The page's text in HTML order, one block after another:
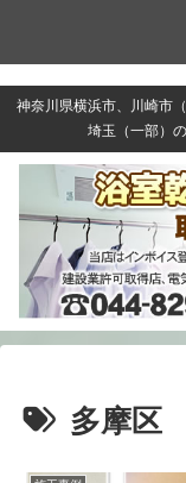
神奈川県横浜市、川崎市
埼玉（一部）
多摩区